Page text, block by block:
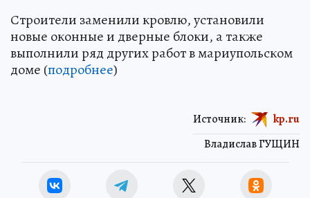
Строители заменили кровлю, установили
новые оконные и дверные блоки, а также
выполнили ряд других работ в мариупольском
доме (подробнее)
Владислав ГУЩИН
Источник: kp.ru